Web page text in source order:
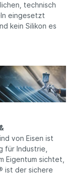
technisch
eingesetzt
kein Silikon es
von Eisen ist
für Industrie,
Eigentum sichtet,
ist der sichere